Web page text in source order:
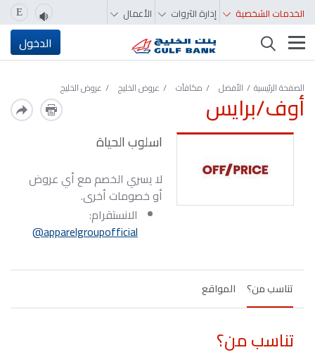
الخدمات الشخصية إدارة الثروات الأعمال E
تغيير التصفّح الدخول
الصفحة الرئيسية الأفضل مكافآت عروض الخليج عروض الخليج
أوف/برايس
اسلوب الحياة
لا يسري الخصم مع أي عروض
أو خصومات أخرى.
الانستقرام:
apparelgroupofficial@
تناسب من؟ المواقع
تناسب من؟